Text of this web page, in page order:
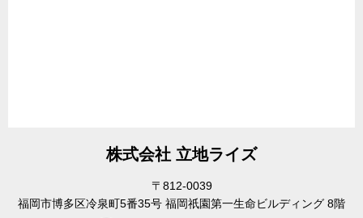
株式会社 立地ライズ
〒812-0039
福岡市博多区冷泉町5番35号 福岡祇園第一生命ビルディング 8階